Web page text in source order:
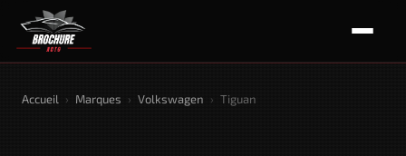
Accueil › Marques › Volkswagen › Tiguan